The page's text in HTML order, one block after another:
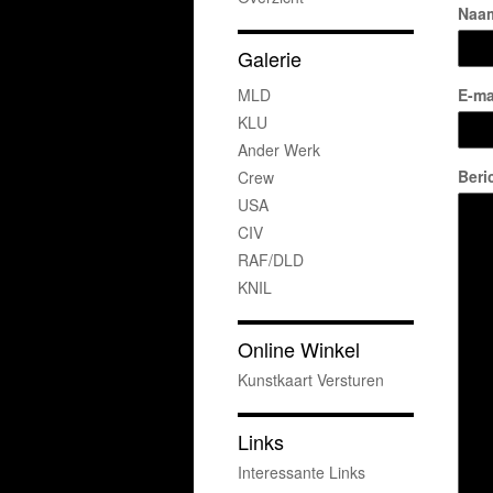
E-
Galerie
MLD
KLU
Ander Werk
Crew
USA
CIV
RAF/DLD
KNIL
Online Winkel
Kunstkaart Versturen
Links
Interessante Links